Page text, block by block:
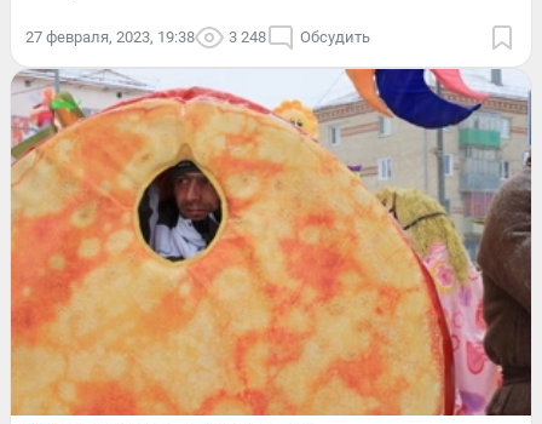
27 февраля, 2023, 19:38 3 248 Обсудить